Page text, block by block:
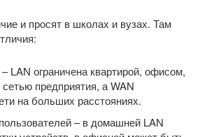
и просят в школах и вузах. Там
LAN ограничена квартирой, офисом,
предприятия, а WAN
на больших расстояниях.
– в домашней LAN